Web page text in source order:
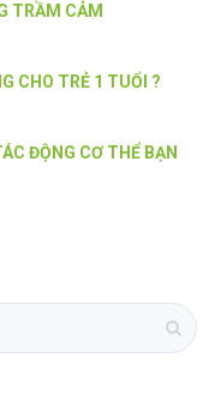
TRẦM CẢM
CHO TRẺ 1 TUỔI ?
ĐỘNG CƠ THỂ BẠN